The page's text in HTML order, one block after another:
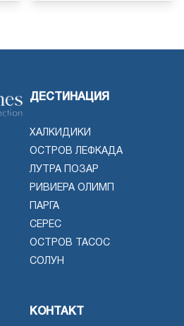
ДЕСТИНАЦИЯ
ХАЛКИДИКИ
ОСТРОВ ЛЕФКАДА
ЛУТРА ПОЗАР
РИВИЕРА ОЛИМП
ПАРГА
СЕРЕС
ОСТРОВ ТАСОС
СОЛУН
КОНТАКТ